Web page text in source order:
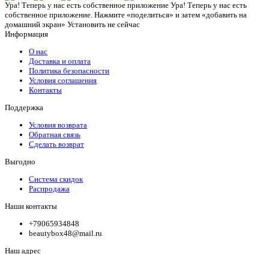
Ура! Теперь у нас есть собственное приложение Ура! Теперь у нас есть
собственное приложение. Нажмите «поделиться» и затем «добавить на
домашний экран» Установить не сейчас
Информация
О нас
Доставка и оплата
Политика безопасности
Условия соглашения
Контакты
Поддержка
Условия возврата
Обратная связь
Сделать возврат
Выгодно
Система скидок
Распродажа
Наши контакты
+79065934848
beautybox48@mail.ru
Наш адрес